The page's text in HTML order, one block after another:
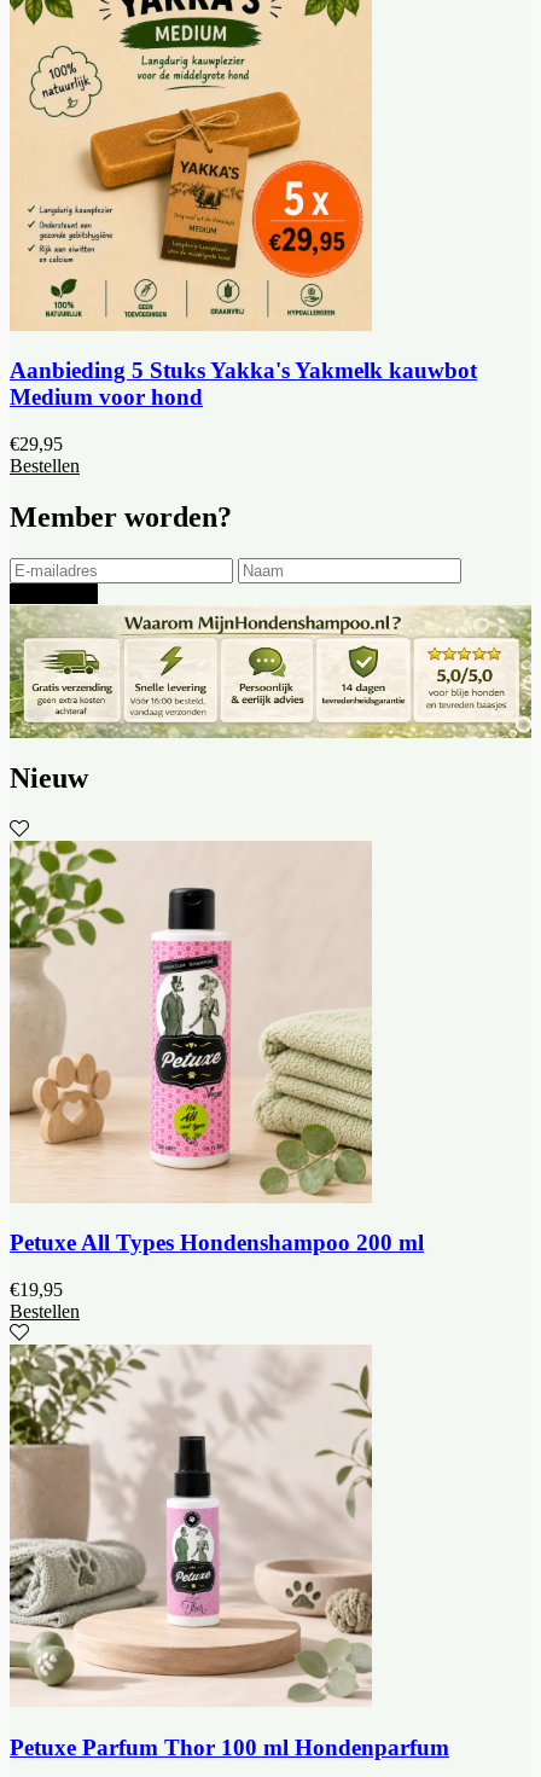
Aanbieding 5 Stuks Yakka's Yakmelk kauwbot
Medium voor hond
€29,95
Bestellen
Member worden?
Nieuw
Petuxe All Types Hondenshampoo 200 ml
€19,95
Bestellen
Petuxe Parfum Thor 100 ml Hondenparfum